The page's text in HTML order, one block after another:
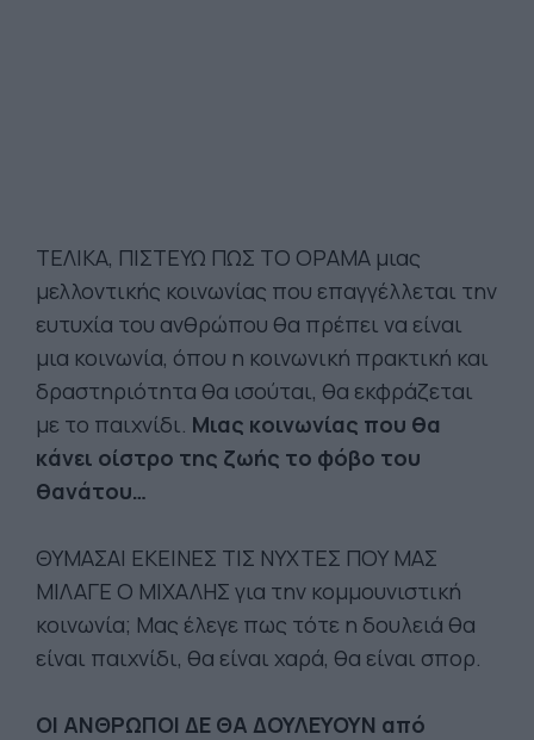
ΤΕΛΙΚΑ, ΠΙΣΤΕΥΩ ΠΩΣ ΤΟ ΟΡΑΜΑ μιας
μελλοντικής κοινωνίας που επαγγέλλεται την
ευτυχία του ανθρώπου θα πρέπει να είναι
μια κοινωνία, όπου η κοινωνική πρακτική και
δραστηριότητα θα ισούται, θα εκφράζεται
με το παιχνίδι. Μιας κοινωνίας που θα
κάνει οίστρο της ζωής το φόβο του
θανάτου…
ΘΥΜΑΣΑΙ ΕΚΕΙΝΕΣ ΤΙΣ ΝΥΧΤΕΣ ΠΟΥ ΜΑΣ
ΜΙΛΑΓΕ Ο ΜΙΧΑΛΗΣ για την κομμουνιστική
κοινωνία; Μας έλεγε πως τότε η δουλειά θα
είναι παιχνίδι, θα είναι χαρά, θα είναι σπορ.
ΟΙ ΑΝΘΡΩΠΟΙ ΔΕ ΘΑ ΔΟΥΛΕΥΟΥΝ από